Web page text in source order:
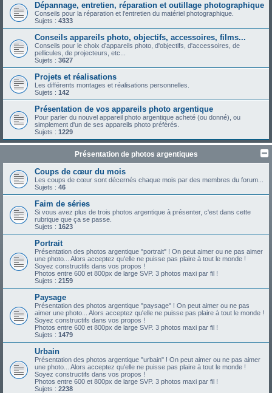
Dépannage, entretien, réparation et outillage photographique
Conseils pour la réparation et l'entretien du matériel photographique.
Sujets : 4333
Conseils appareils photo, objectifs, accessoires, films...
Conseils pour le choix d'appareils photo, d'objectifs, d'accessoires, de
pellicules, de projecteurs, etc...
Sujets : 3627
Projets et réalisations
Les différents montages et réalisations personnelles.
Sujets : 142
Présentation de vos appareils photo argentique
Pour parler du nouvel appareil photo argentique acheté (ou donné), ou
simplement d'un de ses appareils photo préférés.
Sujets : 1229
Présentation de photos argentiques
Coups de cœur du mois
Les coups de cœur sont décernés chaque mois par des membres du forum...
Sujets : 46
Faim de séries
Si vous avez plus de trois photos argentique à présenter, c'est dans cette
rubrique que ça se passe.
Sujets : 1623
Portrait
Présentation des photos argentique "portrait" ! On peut aimer ou ne pas aimer
une photo... Alors acceptez qu'elle ne puisse pas plaire à tout le monde !
Soyez constructifs dans vos propos !
Photos entre 600 et 800px de large SVP. 3 photos maxi par fil !
Sujets : 2159
Paysage
Présentation des photos argentique "paysage" ! On peut aimer ou ne pas
aimer une photo... Alors acceptez qu'elle ne puisse pas plaire à tout le monde !
Soyez constructifs dans vos propos !
Photos entre 600 et 800px de large SVP. 3 photos maxi par fil !
Sujets : 1479
Urbain
Présentation des photos argentique "urbain" ! On peut aimer ou ne pas aimer
une photo... Alors acceptez qu'elle ne puisse pas plaire à tout le monde !
Soyez constructifs dans vos propos !
Photos entre 600 et 800px de large SVP. 3 photos maxi par fil !
Sujets : 2238